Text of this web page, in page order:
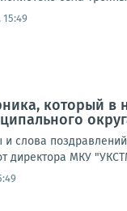
который в
и слова
директора МКУ